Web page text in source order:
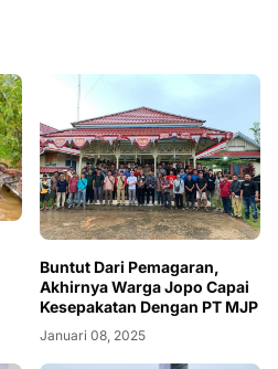
Buntut Dari Pemagaran,
Akhirnya Warga Jopo Capai
Kesepakatan Dengan PT MJP
Januari 08, 2025